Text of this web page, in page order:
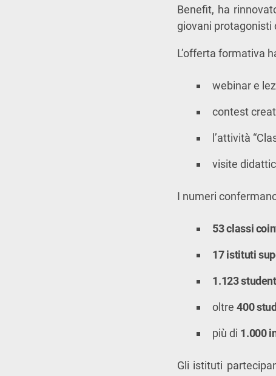
Benefit, ha
giovani protagonisti
L’offerta formativa
webinar e
contest
l’attività
visite
I numeri
53 classi
17 istituti
1.123
oltre400
più di 1.000
Gli istituti